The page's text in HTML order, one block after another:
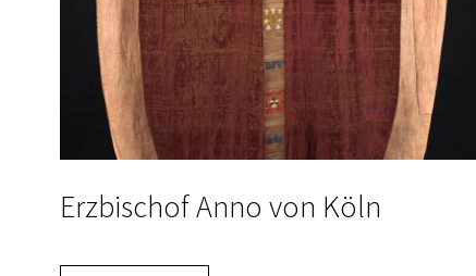
Erzbischof Anno von Köln